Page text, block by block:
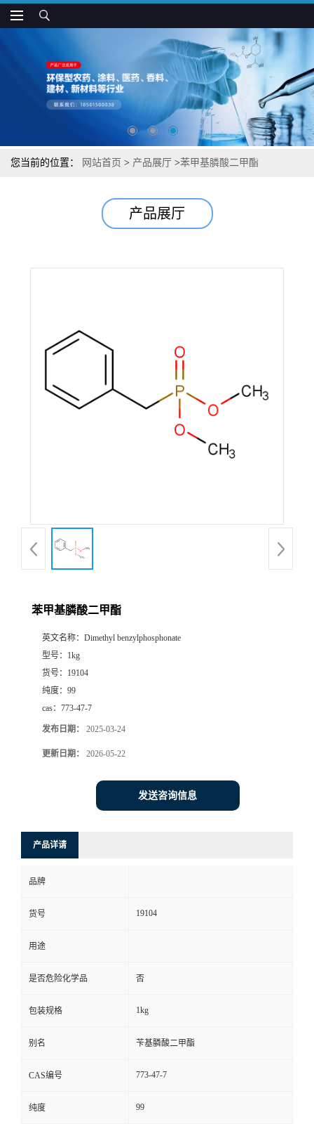
您当前的位置： 网站首页 > 产品展厅 >苯甲基膦酸二甲酯
产品展厅
苯甲基膦酸二甲酯
英文名称： Dimethyl benzylphosphonate
型号： 1kg
货号： 19104
纯度： 99
cas： 773-47-7
发布日期： 2025-03-24
更新日期： 2026-05-22
发送咨询信息
产品详请
品牌
货号 19104
用途
是否危险化学品 否
包装规格 1kg
别名 苄基膦酸二甲酯
CAS编号 773-47-7
纯度 99